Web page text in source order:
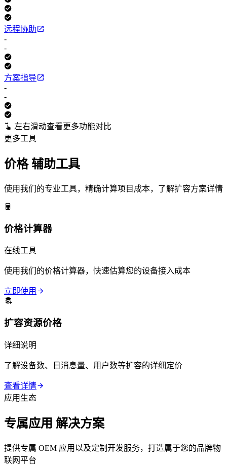
远程协助
-
-
方案指导
-
-
左右滑动查看更多功能对比
更多工具
价格 辅助工具
使用我们的专业工具，精确计算项目成本，了解扩容方案详情
价格计算器
在线工具
使用我们的价格计算器，快速估算您的设备接入成本
立即使用
扩容资源价格
详细说明
了解设备数、日消息量、用户数等扩容的详细定价
查看详情
应用生态
专属应用 解决方案
提供专属 OEM 应用以及定制开发服务，打造属于您的品牌物
联网平台